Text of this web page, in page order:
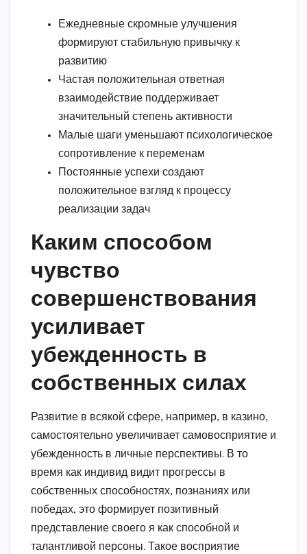
Ежедневные скромные улучшения
формируют стабильную привычку к
развитию
Частая положительная ответная
взаимодействие поддерживает
значительный степень активности
Малые шаги уменьшают психологическое
сопротивление к переменам
Постоянные успехи создают
положительное взгляд к процессу
реализации задач
Каким способом
чувство
совершенствования
усиливает
убежденность в
собственных силах
Развитие в всякой сфере, например, в казино,
самостоятельно увеличивает самовосприятие и
убежденность в личные перспективы. В то
время как индивид видит прогрессы в
собственных способностях, познаниях или
победах, это формирует позитивный
представление своего я как способной и
талантливой персоны. Такое восприятие